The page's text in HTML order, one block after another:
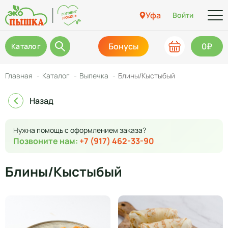
Уфа Войти
Каталог Бонусы 0₽
Главная Каталог Выпечка Блины/Кыстыбый
Назад
Нужна помощь с оформлением заказа?
Позвоните нам: +7 (917) 462-33-90
Блины/Кыстыбый